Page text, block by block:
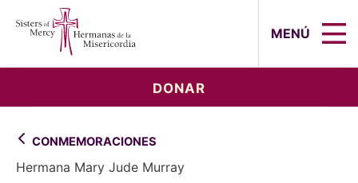
MENÚ
DONAR
CONMEMORACIONES
Hermana Mary Jude Murray